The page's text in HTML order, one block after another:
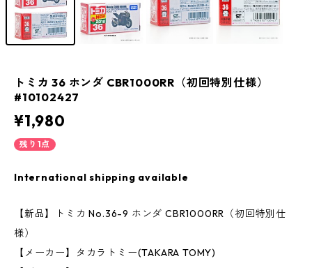
トミカ 36 ホンダ CBR1000RR（初回特別仕様）
#10102427
¥1,980
残り1点
International shipping available
【新品】トミカ No.36-9 ホンダ CBR1000RR（初回特別仕
様）
【メーカー】タカラトミー(TAKARA TOMY)